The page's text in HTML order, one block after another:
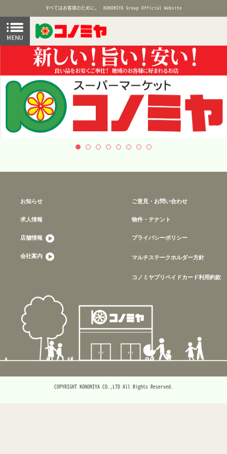
すべてはお客様のために。 KONOMIYA Group Official Website
お知らせ
求人情報
店舗情報
会社案内
ご意見・お問い合わせ
物件・テナント
プライバシーポリシー
マルチステークホルダー方針
コノミヤプリペイドカード利用約款
COPYRIGHT KONOMIYA CO.,LTD All Rights Reserved.